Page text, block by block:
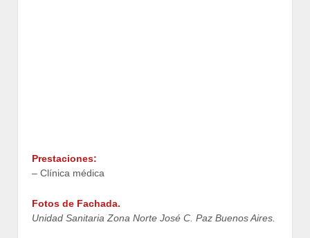
Prestaciones:
– Clínica médica
Fotos de Fachada.
Unidad Sanitaria Zona Norte José C. Paz Buenos Aires.